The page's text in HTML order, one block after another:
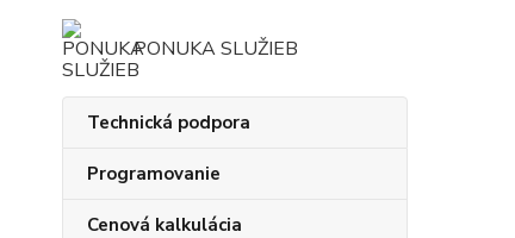
PONUKA SLUŽIEB
Technická podpora
Programovanie
Cenová kalkulácia